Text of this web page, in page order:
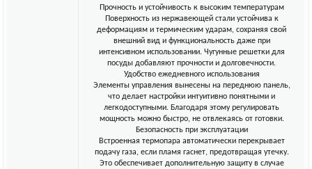
Прочность и устойчивость к высоким температурам
Поверхность из нержавеющей стали устойчива к
деформациям и термическим ударам, сохраняя свой
внешний вид и функциональность даже при
интенсивном использовании. Чугунные решетки для
посуды добавляют прочности и долговечности.
Удобство ежедневного использования
Элементы управления вынесены на переднюю панель,
что делает настройки интуитивно понятными и
легкодоступными. Благодаря этому регулировать
мощность можно быстро, не отвлекаясь от готовки.
Безопасность при эксплуатации
Встроенная термопара автоматически перекрывает
подачу газа, если пламя гаснет, предотвращая утечку.
Это обеспечивает дополнительную защиту в случае